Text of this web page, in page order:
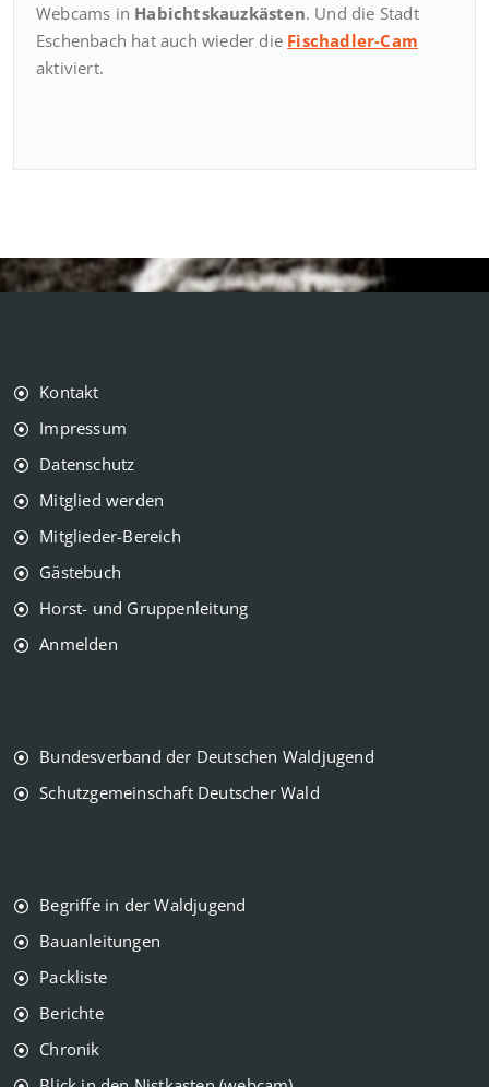
Webcams in Habichtskauzkästen. Und die Stadt
Eschenbach hat auch wieder die Fischadler-Cam
aktiviert.
Kontakt
Impressum
Datenschutz
Mitglied werden
Mitglieder-Bereich
Gästebuch
Horst- und Gruppenleitung
Anmelden
Bundesverband der Deutschen Waldjugend
Schutzgemeinschaft Deutscher Wald
Begriffe in der Waldjugend
Bauanleitungen
Packliste
Berichte
Chronik